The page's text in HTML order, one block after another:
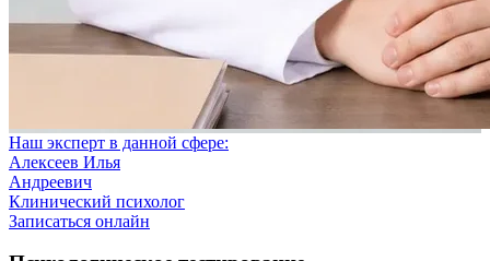
Наш эксперт в данной сфере:
Алексеев Илья
Андреевич
Клинический психолог
Записаться онлайн